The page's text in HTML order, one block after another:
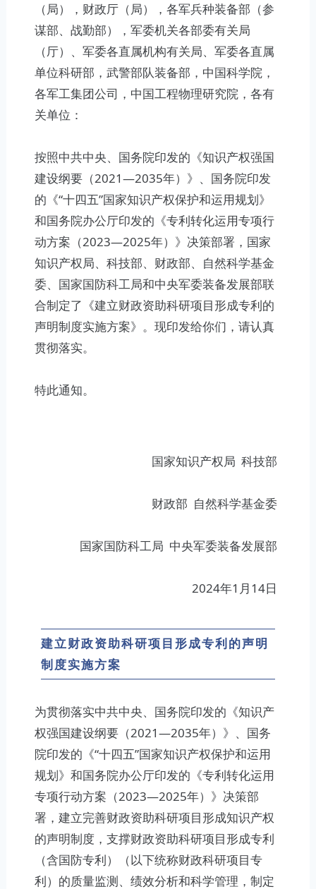
（局），财政厅（局），各军兵种装备部（参
谋部、战勤部），军委机关各部委有关局
（厅）、军委各直属机构有关局、军委各直属
单位科研部，武警部队装备部，中国科学院，
各军工集团公司，中国工程物理研究院，各有
关单位：
按照中共中央、国务院印发的《知识产权强国
建设纲要（2021—2035年）》、国务院印发
的《“十四五”国家知识产权保护和运用规划》
和国务院办公厅印发的《专利转化运用专项行
动方案（2023—2025年）》决策部署，国家
知识产权局、科技部、财政部、自然科学基金
委、国家国防科工局和中央军委装备发展部联
合制定了《建立财政资助科研项目形成专利的
声明制度实施方案》。现印发给你们，请认真
贯彻落实。
特此通知。
国家知识产权局 科技部
财政部 自然科学基金委
国家国防科工局 中央军委装备发展部
2024年1月14日
建立财政资助科研项目形成专利的声明
制度实施方案
为贯彻落实中共中央、国务院印发的《知识产
权强国建设纲要（2021—2035年）》、国务
院印发的《“十四五”国家知识产权保护和运用
规划》和国务院办公厅印发的《专利转化运用
专项行动方案（2023—2025年）》决策部
署，建立完善财政资助科研项目形成知识产权
的声明制度，支撑财政资助科研项目形成专利
（含国防专利）（以下统称财政科研项目专
利）的质量监测、绩效分析和科学管理，制定